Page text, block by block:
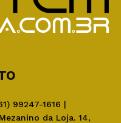
99247-1616 |
da Loja. 14,